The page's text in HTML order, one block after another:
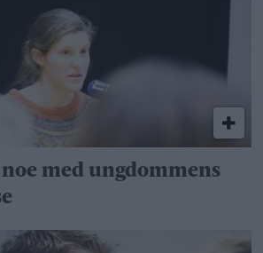
med ungdommens